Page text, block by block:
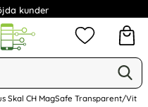
kunder
Mina
Skal CH MagSafe Transparent/Vit